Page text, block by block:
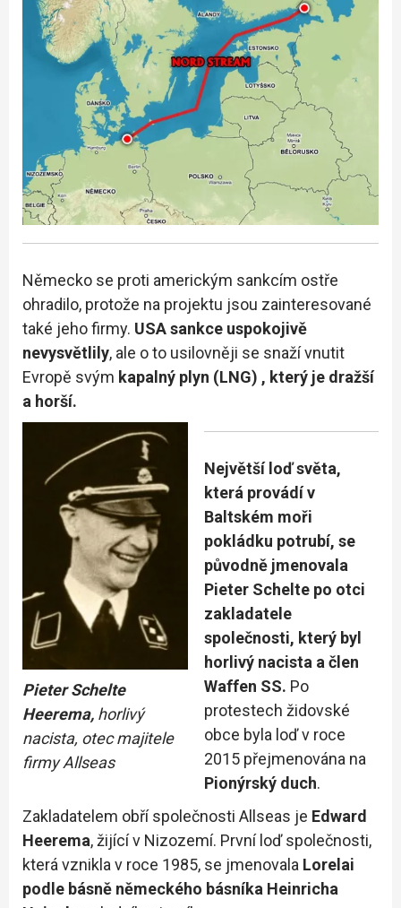
Německo se proti americkým sankcím ostře
ohradilo, protože na projektu jsou zainteresované
také jeho firmy. USA sankce uspokojivě
nevysvětlily, ale o to usilovněji se snaží vnutit
Evropě svým kapalný plyn (LNG) , který je dražší
a horší.
Pieter Schelte
Heerema, horlivý
nacista, otec majitele
firmy Allseas
Největší loď světa,
která provádí v
Baltském moři
pokládku potrubí, se
původně jmenovala
Pieter Schelte po otci
zakladatele
společnosti, který byl
horlivý nacista a člen
Waffen SS. Po
protestech židovské
obce byla loď v roce
2015 přejmenována na
Pionýrský duch.
Zakladatelem obří společnosti Allseas je Edward
Heerema, žijící v Nizozemí. První loď společnosti,
která vznikla v roce 1985, se jmenovala Lorelai
podle básně německého básníka Heinricha